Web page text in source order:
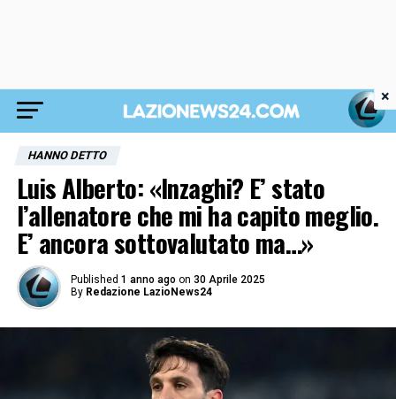
HANNO DETTO
Luis Alberto: «Inzaghi? E’ stato
l’allenatore che mi ha capito meglio.
E’ ancora sottovalutato ma…»
Published 1 anno ago on 30 Aprile 2025
By Redazione LazioNews24
×